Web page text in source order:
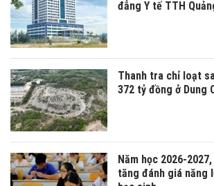
đẳng Y tế TTH
Thanh tra chỉ loạt
372 tỷ đồng ở Dung
Năm học 2026-
tăng đánh giá năng